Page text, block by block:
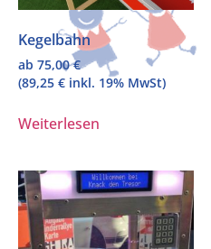
Kegelbahn
ab 75,00€
(89,25 € inkl. 19% MwSt)
Weiterlesen